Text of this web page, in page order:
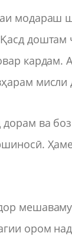
модараш
доштам
ва
ором